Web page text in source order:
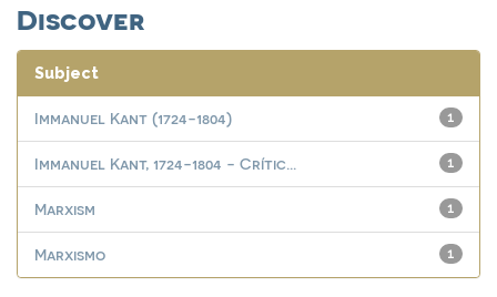
Discover
Subject
1
Immanuel Kant (1724-1804)
1
Immanuel Kant, 1724-1804 - Crític...
1
Marxism
1
Marxismo